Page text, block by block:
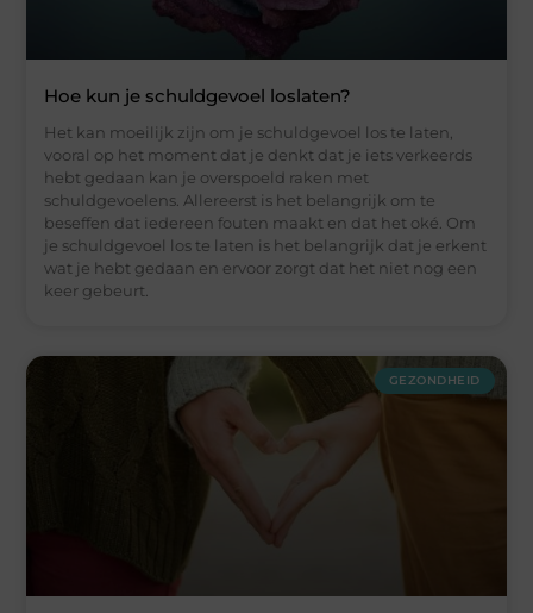
Hoe kun je schuldgevoel loslaten?
Het kan moeilijk zijn om je schuldgevoel los te laten,
vooral op het moment dat je denkt dat je iets verkeerds
hebt gedaan kan je overspoeld raken met
schuldgevoelens. Allereerst is het belangrijk om te
beseffen dat iedereen fouten maakt en dat het oké. Om
je schuldgevoel los te laten is het belangrijk dat je erkent
wat je hebt gedaan en ervoor zorgt dat het niet nog een
keer gebeurt.
GEZONDHEID